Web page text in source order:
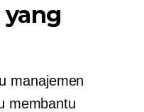
manajemen
membantu